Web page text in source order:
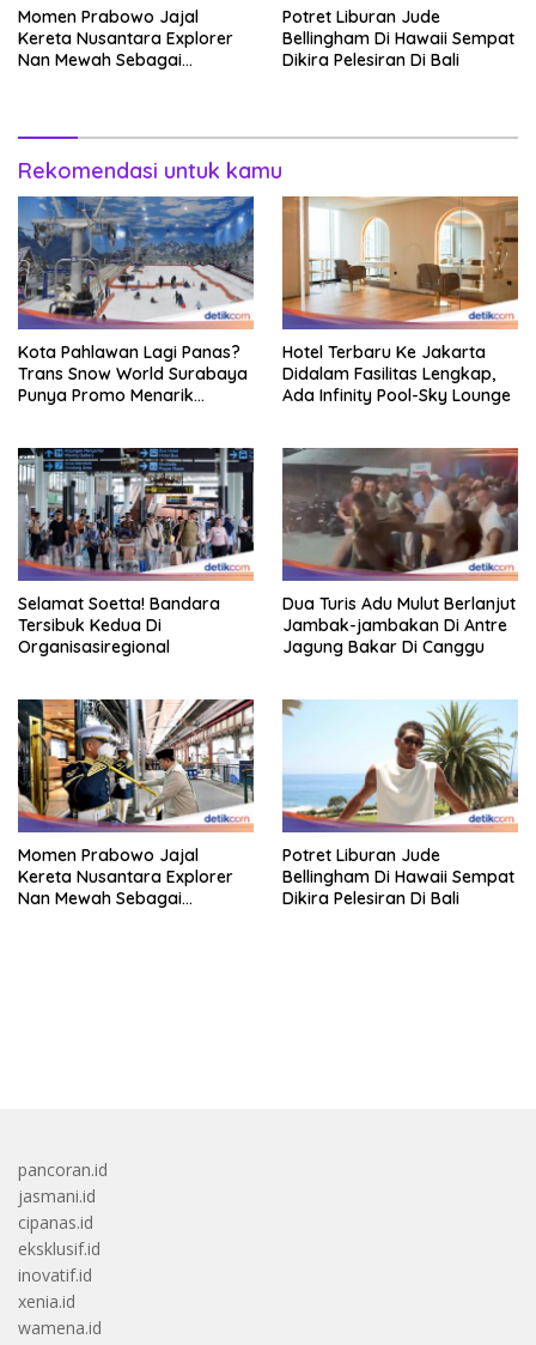
Momen Prabowo Jajal
Kereta Nusantara Explorer
Nan Mewah Sebagai
Potret Liburan Jude
Bellingham Di Hawaii Sempat
Dikira Pelesiran Di Bali
Rekomendasi untuk kamu
Kota Pahlawan Lagi Panas?
Trans Snow World Surabaya
Punya Promo Menarik
Hotel Terbaru Ke Jakarta
Didalam Fasilitas Lengkap,
Ada Infinity Pool-Sky Lounge
Selamat Soetta! Bandara
Tersibuk Kedua Di
Organisasiregional
Dua Turis Adu Mulut Berlanjut
Jambak-jambakan Di Antre
Jagung Bakar Di Canggu
Momen Prabowo Jajal
Kereta Nusantara Explorer
Nan Mewah Sebagai
Potret Liburan Jude
Bellingham Di Hawaii Sempat
Dikira Pelesiran Di Bali
pancoran.id
jasmani.id
cipanas.id
eksklusif.id
inovatif.id
xenia.id
wamena.id